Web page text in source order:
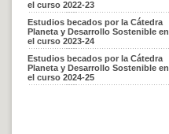
el curso 2022-23
Estudios becados por la Cátedra
Planeta y Desarrollo Sostenible en
el curso 2023-24
Estudios becados por la Cátedra
Planeta y Desarrollo Sostenible en
el curso 2024-25